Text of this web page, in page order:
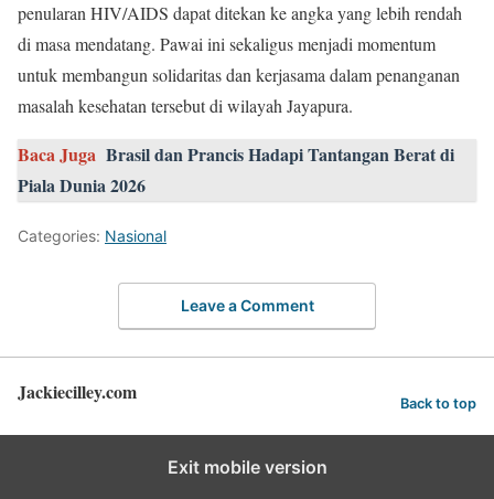
penularan HIV/AIDS dapat ditekan ke angka yang lebih rendah
di masa mendatang. Pawai ini sekaligus menjadi momentum
untuk membangun solidaritas dan kerjasama dalam penanganan
masalah kesehatan tersebut di wilayah Jayapura.
Baca Juga Brasil dan Prancis Hadapi Tantangan Berat di
Piala Dunia 2026
Categories: Nasional
Leave a Comment
Jackiecilley.com Back to top
Exit mobile version